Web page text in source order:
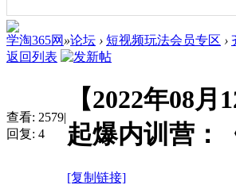
学淘365网 »论坛 › 短视频玩法会员专区 ›
返回列表
查看: 2579|
回复: 4
【2022年08
起爆内训营：
[复制链接]